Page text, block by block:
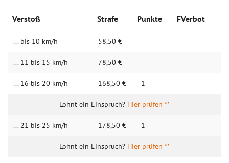
Verstoß Strafe Punkte FVerbot
... bis 10 km/h 58,50 €
... 11 bis 15 km/h 78,50 €
... 16 bis 20 km/h 168,50 € 1
Hier prüfen **
... 21 bis 25 km/h 178,50 € 1
Hier prüfen **